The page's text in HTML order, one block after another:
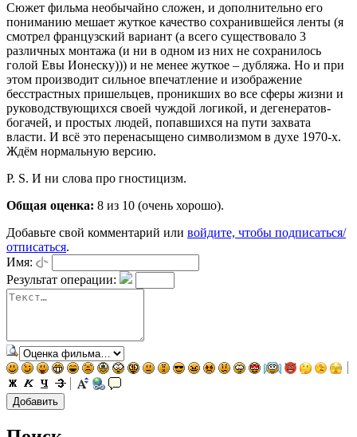
Сюжет фильма необычайно сложен, и дополнительно его
пониманию мешает жуткое качество сохранившейся ленты (я
смотрел французский вариант (а всего существовало 3
различных монтажа (и ни в одном из них не сохранилось
голой Евы Ионеску))) и не менее жуткое – дубляжа. Но и при
этом производит сильное впечатление и изображение
бесстрастных пришельцев, проникших во все сферы жизни и
руководствующихся своей чуждой логикой, и дегенератов-
богачей, и простых людей, попавшихся на пути захвата
власти. И всё это перенасыщено символизмом в духе 1970-х.
Ждём нормальную версию.
P. S. И ни слова про гностицизм.
Общая оценка: 8 из 10 (очень хорошо).
Добавьте свой комментарий или войдите, чтобы подписаться/
отписаться.
Имя:
Результат операции: